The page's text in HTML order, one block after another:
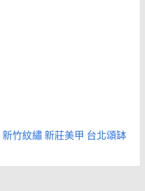
新竹紋繡新莊美甲 台北頌缽